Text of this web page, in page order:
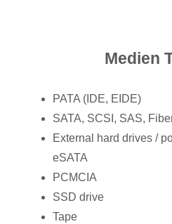
Medien
PATA (IDE, EIDE)
SATA, SCSI, SAS,
External hard drives /
eSATA
PCMCIA
SSD drive
Tape